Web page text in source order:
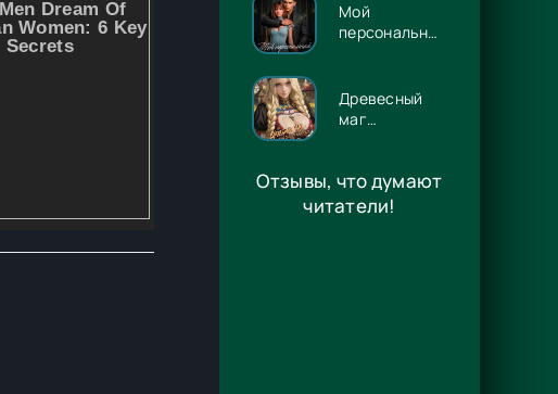
Мой
персональный
Древесный
маг
- Игорь
Павлов
Отзывы, что думают
читатели!